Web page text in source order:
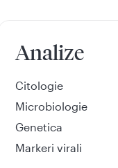
Analize
Citologie
Microbiologie
Genetica
Markeri virali